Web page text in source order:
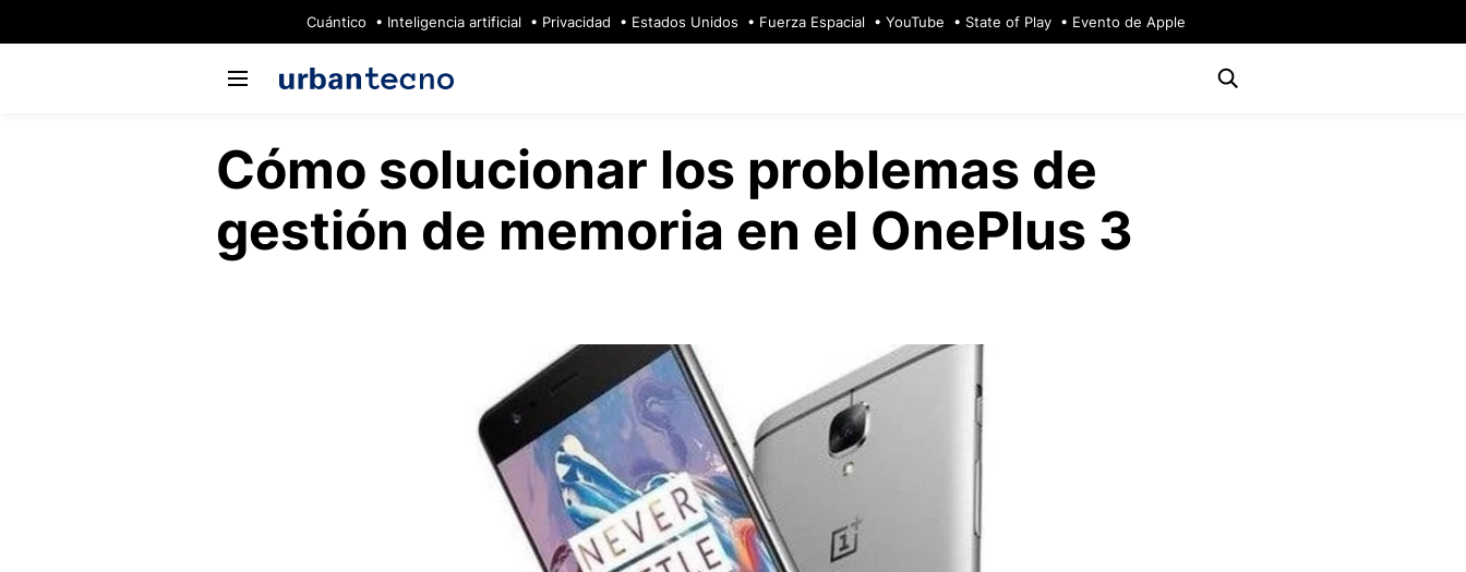
Cuántico Inteligencia artificial Privacidad Estados Unidos Fuerza Espacial YouTube State of Play Evento de Apple
Cómo solucionar los problemas de
gestión de memoria en el OnePlus 3